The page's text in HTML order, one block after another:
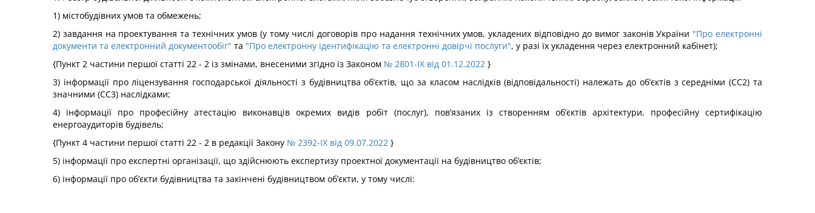
1) містобудівних умов та обмежень;
2) завдання на проектування та технічних умов (у тому числі договорів про надання технічних умов, укладених відповідно до вимог законів України "Про електронні
документи та електронний документообіг" та "Про електронну ідентифікацію та електронні довірчі послуги", у разі їх укладення через електронний кабінет);
{Пункт 2 частини першої статті 22 - 2 із змінами, внесеними згідно із Законом № 2801-IX від 01.12.2022 }
3) інформації про ліцензування господарської діяльності з будівництва об’єктів, що за класом наслідків (відповідальності) належать до об’єктів з середніми (СС2) та
значними (СС3) наслідками;
4) інформації про професійну атестацію виконавців окремих видів робіт (послуг), пов’язаних із створенням об’єктів архітектури, професійну сертифікацію
енергоаудиторів будівель;
{Пункт 4 частини першої статті 22 - 2 в редакції Закону № 2392-IX від 09.07.2022 }
5) інформації про експертні організації, що здійснюють експертизу проектної документації на будівництво об’єктів;
6) інформації про об’єкти будівництва та закінчені будівництвом об’єкти, у тому числі: